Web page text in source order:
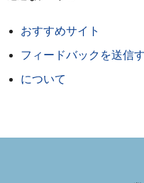
おすすめサイト
フィードバックを送信
について